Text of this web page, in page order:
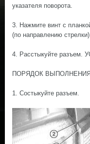
указателя поворота.
3. Нажмите винт с
(по направлению стрелки)
4. Расстыкуйте разъем.
ПОРЯДОК ВЫПОЛНЕНИЯ
1. Состыкуйте разъем.